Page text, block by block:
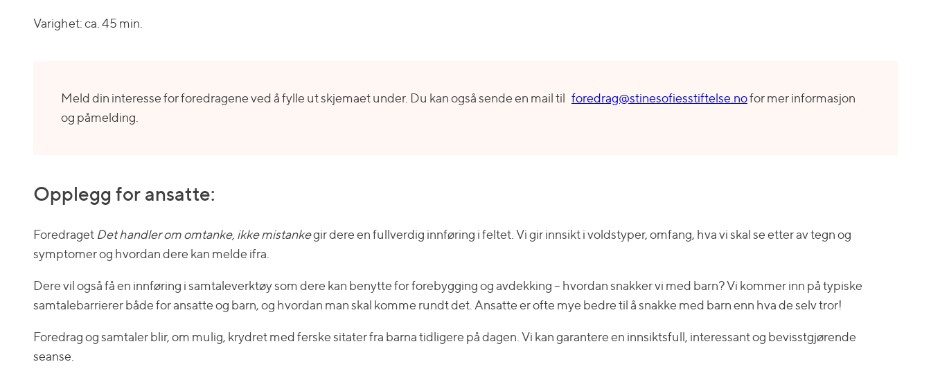
Varighet: ca. 45 min.
Meld din interesse for foredragene ved å fylle ut skjemaet under. Du kan også sende en mail til foredrag@stinesofiesstiftelse.nofor mer informasjon
og påmelding.
Opplegg for ansatte:
Foredraget Det handler om omtanke, ikke mistankegir dere en fullverdig innføring i feltet. Vi gir innsikt i voldstyper, omfang, hva vi skal se etter av tegn og
symptomer og hvordan dere kan melde ifra.
Dere vil også få en innføring i samtaleverktøy som dere kan benytte for forebygging og avdekking – hvordan snakker vi med barn? Vi kommer inn på typiske
samtalebarrierer både for ansatte og barn, og hvordan man skal komme rundt det. Ansatte er ofte mye bedre til å snakke med barn enn hva de selv tror!
Foredrag og samtaler blir, om mulig, krydret med ferske sitater fra barna tidligere på dagen. Vi kan garantere en innsiktsfull, interessant og bevisstgjørende
seanse.